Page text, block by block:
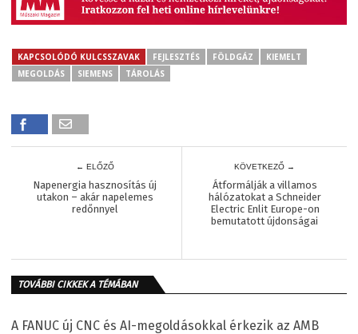
KAPCSOLÓDÓ KULCSSZAVAK FEJLESZTÉS FÖLDGÁZ
KIEMELT
MEGOLDÁS
SIEMENS TÁROLÁS
← ELŐZŐ
Napenergia hasznosítás új
utakon – akár napelemes
redőnnyel
KÖVETKEZŐ →
Átformálják a villamos
hálózatokat a Schneider
Electric Enlit Europe-on
bemutatott újdonságai
TOVÁBBI CIKKEK A TÉMÁBAN
A FANUC új CNC és AI-megoldásokkal érkezik az AMB